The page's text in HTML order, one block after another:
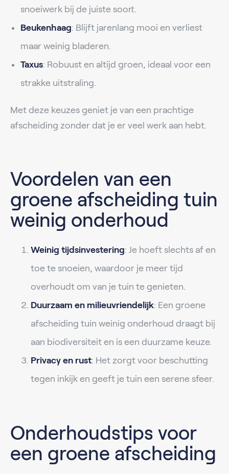
snoeiwerk bij de juiste soort.
Beukenhaag: Blijft jarenlang mooi en verliest
maar weinig bladeren.
Taxus: Robuust en altijd groen, ideaal voor een
strakke uitstraling.
Met deze keuzes geniet je van een prachtige
afscheiding zonder dat je er veel werk aan hebt.
Voordelen van een
groene afscheiding tuin
weinig onderhoud
Weinig tijdsinvestering: Je hoeft slechts af en
toe te snoeien, waardoor je meer tijd
overhoudt om van je tuin te genieten.
Duurzaam en milieuvriendelijk: Een groene
afscheiding tuin weinig onderhoud draagt bij
aan biodiversiteit en is een duurzame keuze.
Privacy en rust: Het zorgt voor beschutting
tegen inkijk en geeft je tuin een serene sfeer.
Onderhoudstips voor
een groene afscheiding